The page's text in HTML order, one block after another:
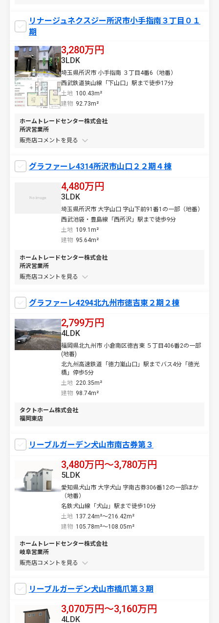
リナージュネクスジー所沢市小手指南３丁目０１
期
3,280万円
埼玉県所沢市 小手指南 ３丁目4番6（地番）
西武鉄道狭山線「下山口」駅まで徒歩17分
土地 100.43m²
3LDK
建物 92.73m²
ホームトレードセンター株式会社
所沢営業所
販売店コメントを
グラファーレ4314所沢市山口２２期４棟
4,480万円
埼玉県所沢市 大字山口 字山下前91番1の一部（地番）
西武池袋・豊島線「西所沢」駅まで徒歩9分
土地 109.1m²
3LDK
建物 95.64m²
ホームトレードセンター株式会社
所沢営業所
販売店コメントを
グラファーレ4294北九州市徳吉東２期２棟
2,799万円
福岡県北九州市 小倉南区徳吉東 ５丁目406番2の一部
(地番)
北九州高速鉄道「徳力嵐山口」駅までバス4分「徳光
橋」停歩5分
土地 220.35m²
4LDK
建物 98.74m²
タクトホーム株式会社
福岡東店
リーブルガーデン犬山市南古券第３
3,480万円〜3,780万円
愛知県犬山市 大字犬山 字南古券306番12の一部ほか
（地番）
名鉄犬山線「犬山」駅まで徒歩10分
土地 137.24m²～216.42m²
5LDK
建物 105.78m²～108.05m²
ホームトレードセンター株式会社
岐阜営業所
販売店コメントを
リーブルガーデン犬山市橋爪第３期
3,070万円〜3,160万円
4LDK